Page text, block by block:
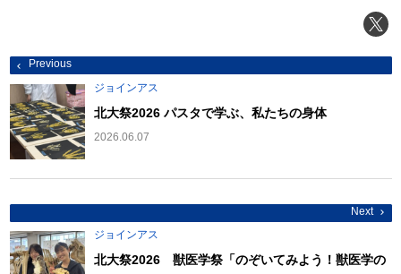
投
稿
ナ
ビ
ゲ
ー
シ
ョ
ン
Previous
ジョインアス
北大祭2026 パスタで学ぶ、私たちの身体
2026.06.07
Next
ジョインアス
北大祭2026 獣医学祭「のぞいてみよう！獣医学の